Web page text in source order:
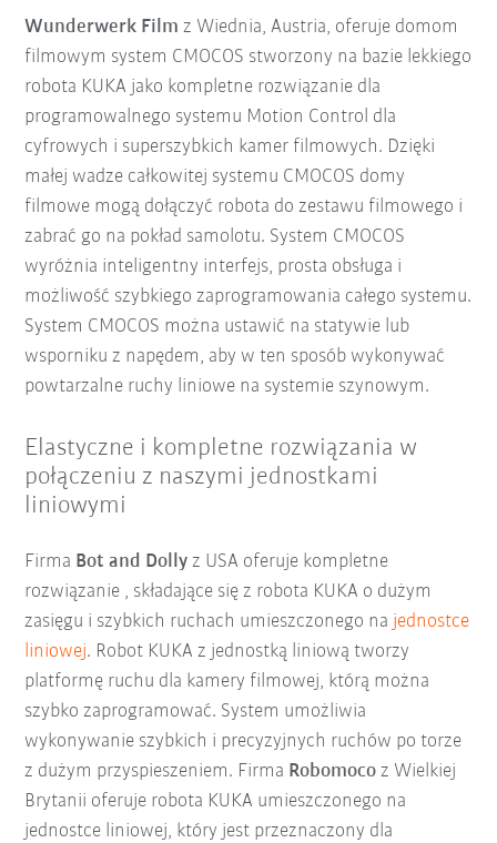
Wunderwerk Film z Wiednia, Austria, oferuje domom
filmowym system CMOCOS stworzony na bazie lekkiego
robota KUKA jako kompletne rozwiązanie dla
programowalnego systemu Motion Control dla
cyfrowych i superszybkich kamer filmowych. Dzięki
małej wadze całkowitej systemu CMOCOS domy
filmowe mogą dołączyć robota do zestawu filmowego i
zabrać go na pokład samolotu. System CMOCOS
wyróżnia inteligentny interfejs, prosta obsługa i
możliwość szybkiego zaprogramowania całego systemu.
System CMOCOS można ustawić na statywie lub
wsporniku z napędem, aby w ten sposób wykonywać
powtarzalne ruchy liniowe na systemie szynowym.
Elastyczne i kompletne rozwiązania w
połączeniu z naszymi jednostkami
liniowymi
Firma Bot and Dolly z USA oferuje kompletne
rozwiązanie , składające się z robota KUKA o dużym
zasięgu i szybkich ruchach umieszczonego na jednostce
liniowej. Robot KUKA z jednostką liniową tworzy
platformę ruchu dla kamery filmowej, którą można
szybko zaprogramować. System umożliwia
wykonywanie szybkich i precyzyjnych ruchów po torze
z dużym przyspieszeniem. Firma Robomoco z Wielkiej
Brytanii oferuje robota KUKA umieszczonego na
jednostce liniowej, który jest przeznaczony dla